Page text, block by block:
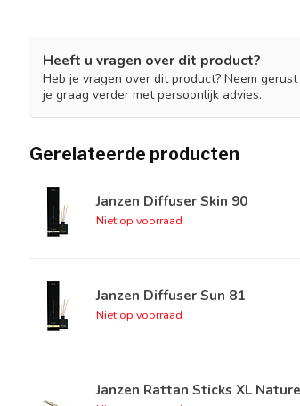
Heeft u vragen over dit product?
Heb je vragen over dit product? Neem
je graag verder met persoonlijk advies.
Gerelateerde producten
Janzen Diffuser Skin 90
Niet op voorraad
Janzen Diffuser Sun 81
Niet op voorraad
Janzen Rattan Sticks XL